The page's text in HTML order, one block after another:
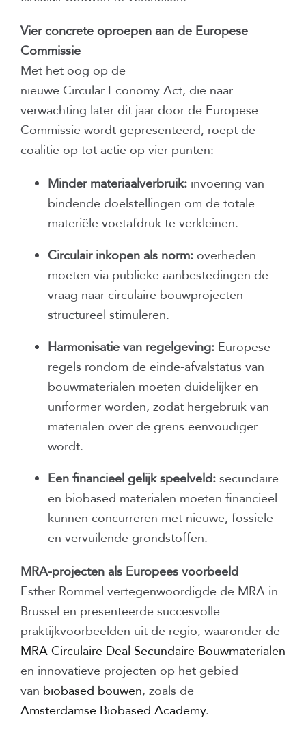
Vier concrete oproepen aan de Europese
Commissie
Met het oog op de
nieuwe Circular Economy Act, die naar
verwachting later dit jaar door de Europese
Commissie wordt gepresenteerd, roept de
coalitie op tot actie op vier punten:
Minder materiaalverbruik: invoering van
bindende doelstellingen om de totale
materiële voetafdruk te verkleinen.
Circulair inkopen als norm: overheden
moeten via publieke aanbestedingen de
vraag naar circulaire bouwprojecten
structureel stimuleren.
Harmonisatie van regelgeving: Europese
regels rondom de einde-afvalstatus van
bouwmaterialen moeten duidelijker en
uniformer worden, zodat hergebruik van
materialen over de grens eenvoudiger
wordt.
Een financieel gelijk speelveld: secundaire
en biobased materialen moeten financieel
kunnen concurreren met nieuwe, fossiele
en vervuilende grondstoffen.
MRA-projecten als Europees voorbeeld
Esther Rommel vertegenwoordigde de MRA in
Brussel en presenteerde succesvolle
praktijkvoorbeelden uit de regio, waaronder de
MRA Circulaire Deal Secundaire Bouwmaterialen
en innovatieve projecten op het gebied
van biobased bouwen, zoals de
Amsterdamse Biobased Academy.